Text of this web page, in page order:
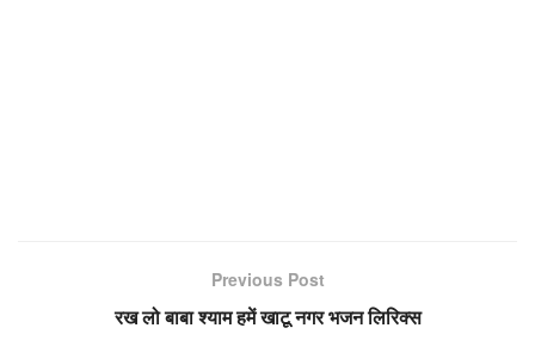
Previous Post
रख लो बाबा श्याम हमें खाटू नगर भजन लिरिक्स